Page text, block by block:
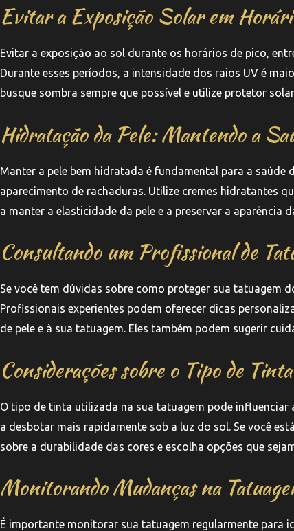
Evitar a Exposição Solar em
Evitar a exposição ao sol durante os horários de pico,
Durante esses períodos, a intensidade dos raios UV é
busque sombra sempre que possível e utilize protetor
Hidratação da Pele: Mantendo a
Manter a pele bem hidratada é fundamental para a
aparecimento de rachaduras. Utilize cremes hidratantes
a manter a elasticidade da pele e a preservar a aparência
Consultando um Profissional de
Se você tem dúvidas sobre como proteger sua tatuagem
Profissionais experientes podem oferecer dicas
de pele e à sua tatuagem. Eles também podem sugerir
Considerações sobre o Tipo de
O tipo de tinta utilizada na sua tatuagem pode
a desbotar mais rapidamente sob a luz do sol. Se você
sobre a durabilidade das cores e escolha opções que
Monitorando Mudanças na
É importante monitorar sua tatuagem regularmente para